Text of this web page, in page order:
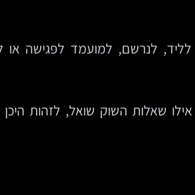
שאלות השוק שואל, לזהות